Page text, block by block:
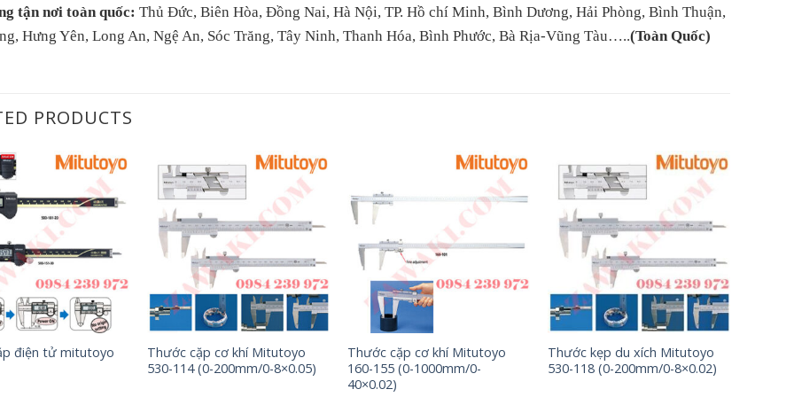
tận nơi toàn quốc: Thủ Đức, Biên Hòa, Đồng Nai, Hà Nội, TP. Hồ chí Minh, Bình Dương, Hải Phòng, Bình Thuận,
Hưng Yên, Long An, Ngệ An, Sóc Trăng, Tây Ninh, Thanh Hóa, Bình Phước, Bà Rịa-Vũng Tàu…..(Toàn Quốc)​
PRODUCTS
điện tử mitutoyo
+
Thước cặp cơ khí Mitutoyo
530-114 (0-200mm/0-8×0.05)
Thước cặp cơ khí Mitutoyo
160-155 (0-1000mm/0-
40×0.02)
+
Thước kẹp du xích Mitutoyo
530-118 (0-200mm/0-8×0.02)